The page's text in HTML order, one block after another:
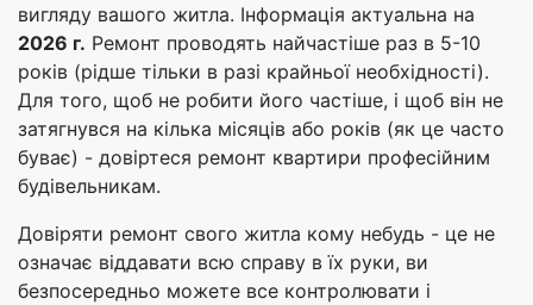
вигляду вашого житла. Інформація актуальна на
2026 г. Ремонт проводять найчастіше раз в 5-10
років (рідше тільки в разі крайньої необхідності).
Для того, щоб не робити його частіше, і щоб він не
затягнувся на кілька місяців або років (як це часто
буває) - довіртеся ремонт квартири професійним
будівельникам.
Довіряти ремонт свого житла кому небудь - це не
означає віддавати всю справу в їх руки, ви
безпосередньо можете все контролювати і